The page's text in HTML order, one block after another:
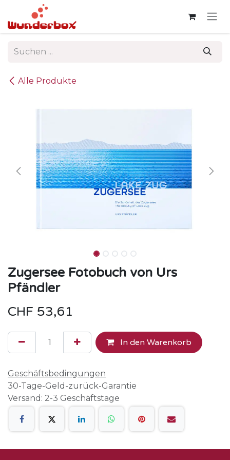
Zum Inhalt springen
Alle Produkte
Zugersee Fotobuch von Urs
Pfändler
CHF 53,61
In den Warenkorb
Geschäftsbedingungen
30-Tage-Geld-zurück-Garantie
Versand: 2-3 Geschäftstage